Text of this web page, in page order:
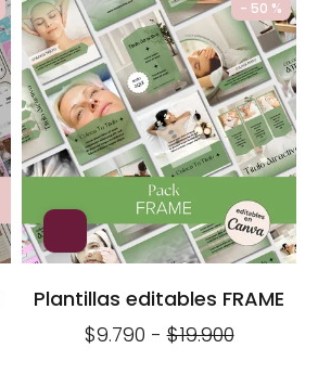
- 50 %
Plantillas editables FRAME
$9.790 - $19.900